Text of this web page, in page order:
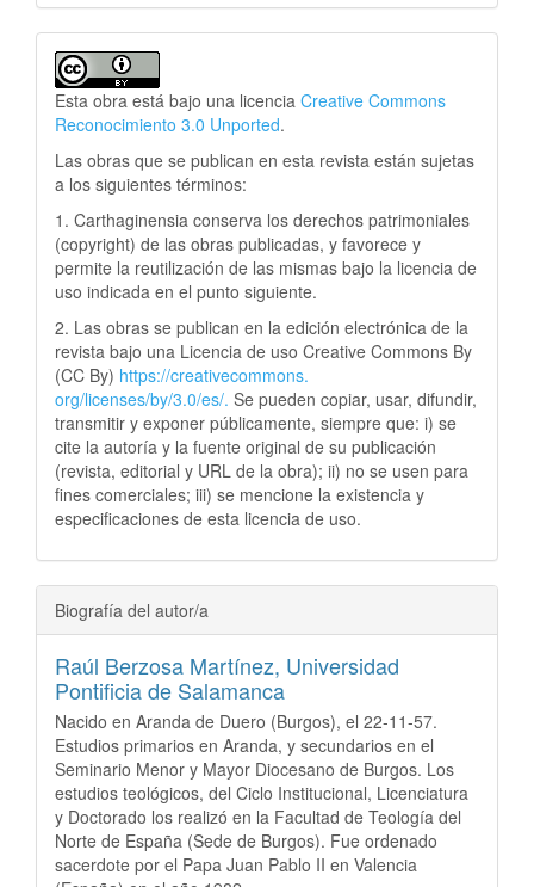
Esta obra está bajo una licencia Creative Commons
Reconocimiento 3.0 Unported.
Las obras que se publican en esta revista están sujetas
a los siguientes términos:
1. Carthaginensia conserva los derechos patrimoniales
(copyright) de las obras publicadas, y favorece y
permite la reutilización de las mismas bajo la licencia de
uso indicada en el punto siguiente.
2. Las obras se publican en la edición electrónica de la
revista bajo una Licencia de uso Creative Commons By
(CC By) https://creativecommons.
org/licenses/by/3.0/es/. Se pueden copiar, usar, difundir,
transmitir y exponer públicamente, siempre que: i) se
cite la autoría y la fuente original de su publicación
(revista, editorial y URL de la obra); ii) no se usen para
fines comerciales; iii) se mencione la existencia y
especificaciones de esta licencia de uso.
Biografía del autor/a
Raúl Berzosa Martínez, Universidad
Pontificia de Salamanca
Nacido en Aranda de Duero (Burgos), el 22-11-57.
Estudios primarios en Aranda, y secundarios en el
Seminario Menor y Mayor Diocesano de Burgos. Los
estudios teológicos, del Ciclo Institucional, Licenciatura
y Doctorado los realizó en la Facultad de Teología del
Norte de España (Sede de Burgos). Fue ordenado
sacerdote por el Papa Juan Pablo II en Valencia